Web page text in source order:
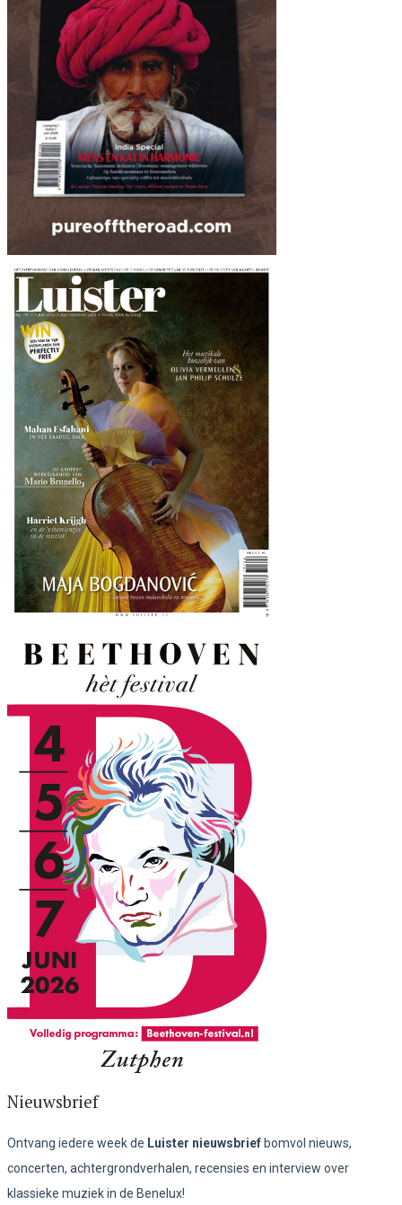
Nieuwsbrief
Ontvang iedere week de Luister nieuwsbrief bomvol nieuws,
concerten, achtergrondverhalen, recensies en interview over
klassieke muziek in de Benelux!